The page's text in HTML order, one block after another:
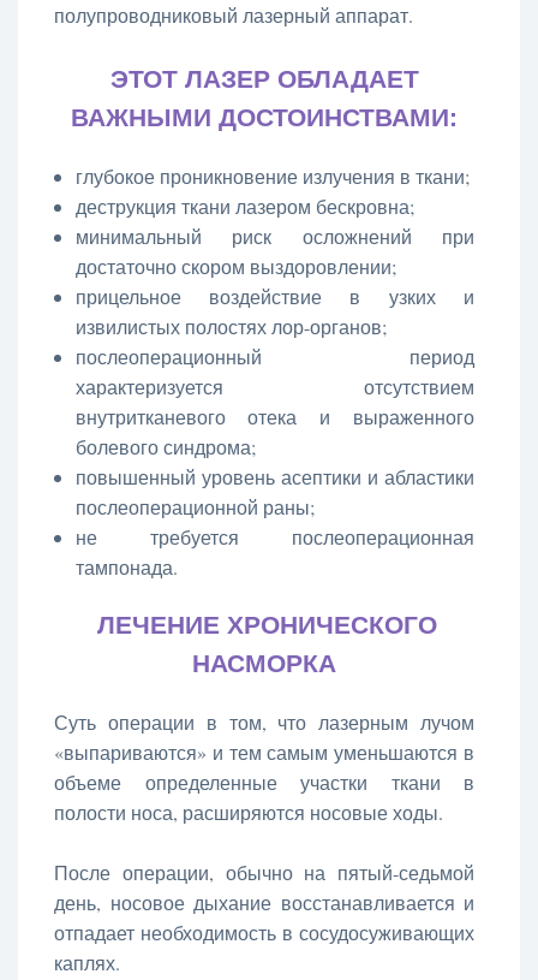
полупроводниковый лазерный аппарат.
ЭТОТ ЛАЗЕР ОБЛАДАЕТ
ВАЖНЫМИ ДОСТОИНСТВАМИ:
глубокое проникновение излучения в ткани;
деструкция ткани лазером бескровна;
минимальный риск осложнений при
достаточно скором выздоровлении;
прицельное воздействие в узких и
извилистых полостях лор-органов;
послеоперационный период
характеризуется отсутствием
внутритканевого отека и выраженного
болевого синдрома;
повышенный уровень асептики и абластики
послеоперационной раны;
не требуется послеоперационная
тампонада.
ЛЕЧЕНИЕ ХРОНИЧЕСКОГО
НАСМОРКА
Суть операции в том, что лазерным лучом
«выпариваются» и тем самым уменьшаются в
объеме определенные участки ткани в
полости носа, расширяются носовые ходы.
После операции, обычно на пятый-седьмой
день, носовое дыхание восстанавливается и
отпадает необходимость в сосудосуживающих
каплях.